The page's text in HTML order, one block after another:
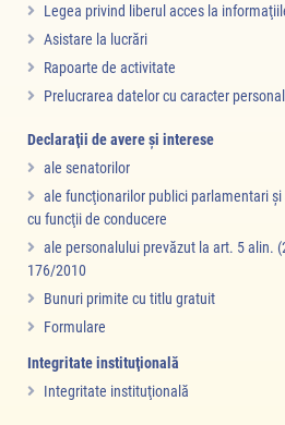
Legea privind liberul acces la
Asistare la lucrări
Rapoarte de activitate
Prelucrarea datelor cu caracter personal
Declaraţii de avere şi interese
ale senatorilor
ale funcţionarilor publici parlamentari
cu funcţii de conducere
ale personalului prevăzut la art. 5 alin.
176/2010
Bunuri primite cu titlu gratuit
Formulare
Integritate instituţională
Integritate instituţională